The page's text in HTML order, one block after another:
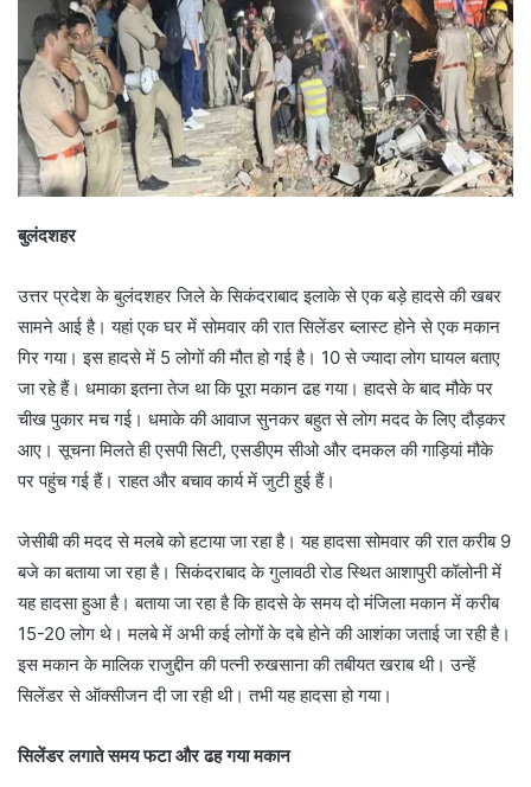
बुलंदशहर
उत्तर प्रदेश के बुलंदशहर जिले के सिकंदराबाद इलाके से एक बड़े हादसे की खबर
सामने आई है। यहां एक घर में सोमवार की रात सिलेंडर ब्लास्ट होने से एक मकान
गिर गया। इस हादसे में 5 लोगों की मौत हो गई है। 10 से ज्यादा लोग घायल बताए
जा रहे हैं। धमाका इतना तेज था कि पूरा मकान ढह गया। हादसे के बाद मौके पर
चीख पुकार मच गई। धमाके की आवाज सुनकर बहुत से लोग मदद के लिए दौड़कर
आए। सूचना मिलते ही एसपी सिटी, एसडीएम सीओ और दमकल की गाड़ियां मौके
पर पहुंच गई हैं। राहत और बचाव कार्य में जुटी हुई हैं।
जेसीबी की मदद से मलबे को हटाया जा रहा है। यह हादसा सोमवार की रात करीब 9
बजे का बताया जा रहा है। सिकंदराबाद के गुलावठी रोड स्थित आशापुरी कॉलोनी में
यह हादसा हुआ है। बताया जा रहा है कि हादसे के समय दो मंजिला मकान में करीब
15-20 लोग थे। मलबे में अभी कई लोगों के दबे होने की आशंका जताई जा रही है।
इस मकान के मालिक राजुद्दीन की पत्‍नी रुखसाना की तबीयत खराब थी। उन्‍हें
सिलेंडर से ऑक्‍सीजन दी जा रही थी। तभी यह हादसा हो गया।
सिलेंडर लगाते समय फटा और ढह गया मकान